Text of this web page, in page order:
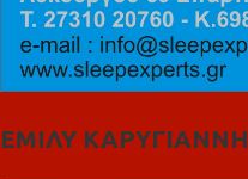
ΕΜΙΛΥ ΚΑΡΥΓΙΑΝΝΗ